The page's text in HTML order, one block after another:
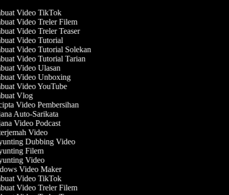
Video TikTok
Video Treler Filem
Video Treler Teaser
Video Tutorial
Video Tutorial Solekan
Video Tutorial Tarian
Video Ulasan
Video Unboxing
Video YouTube
Vlog
Video Pembersihan
Auto-Sarikata
Video Podcast
Video
Dubbing Video
Filem
Video
Video Maker
Video TikTok
Video Treler Filem